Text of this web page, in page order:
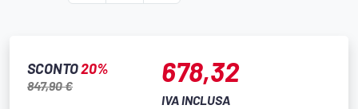
SCONTO20%
847,90 € 678,32
IVA INCLUSA